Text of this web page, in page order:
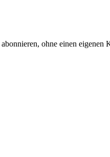
abonnieren, ohne einen eigenen